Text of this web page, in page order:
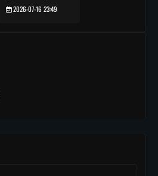
2026-07-16 23:49